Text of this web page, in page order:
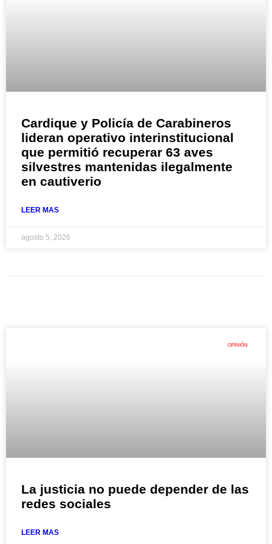
Cardique y Policía de Carabineros
lideran operativo interinstitucional
que permitió recuperar 63 aves
silvestres mantenidas ilegalmente
en cautiverio
LEER MAS
agosto 5, 2026
OPINIÓN
La justicia no puede depender de las
redes sociales
LEER MAS